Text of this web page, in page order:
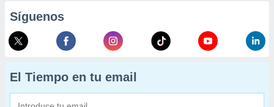
Síguenos
El Tiempo en tu email